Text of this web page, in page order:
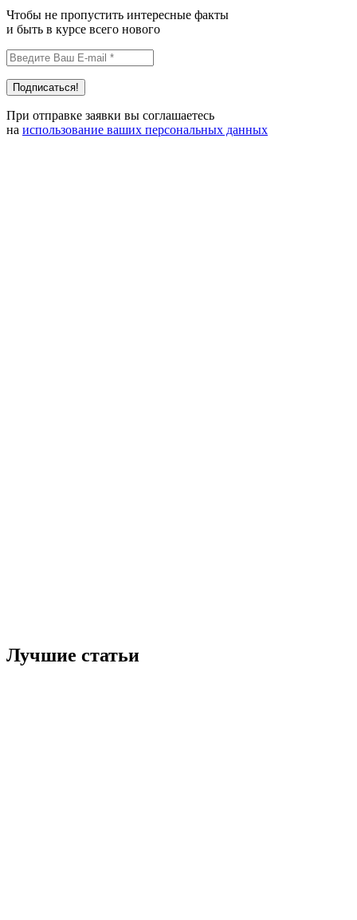
Чтобы не пропустить интересные факты
и быть в курсе всего нового
При отправке заявки вы соглашаетесь
на использование ваших персональных данных
Лучшие статьи